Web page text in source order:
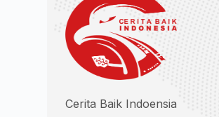
Cerita Baik Indoensia